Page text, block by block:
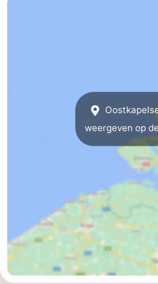
Brouwershaven
Bruinisse
Zierikzee
-
weergeven op